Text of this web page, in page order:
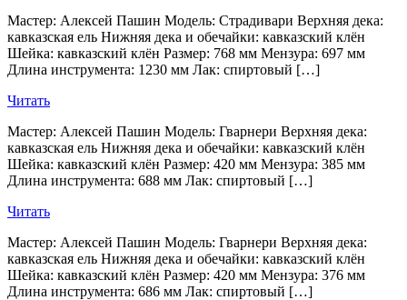
Мастер: Алексей Пашин Модель: Страдивари Верхняя дека:
кавказская ель Нижняя дека и обечайки: кавказский клён
Шейка: кавказский клён Размер: 768 мм Мензура: 697 мм
Длина инструмента: 1230 мм Лак: спиртовый […]
Читать
Мастер: Алексей Пашин Модель: Гварнери Верхняя дека:
кавказская ель Нижняя дека и обечайки: кавказский клён
Шейка: кавказский клён Размер: 420 мм Мензура: 385 мм
Длина инструмента: 688 мм Лак: спиртовый […]
Читать
Мастер: Алексей Пашин Модель: Гварнери Верхняя дека:
кавказская ель Нижняя дека и обечайки: кавказский клён
Шейка: кавказский клён Размер: 420 мм Мензура: 376 мм
Длина инструмента: 686 мм Лак: спиртовый […]